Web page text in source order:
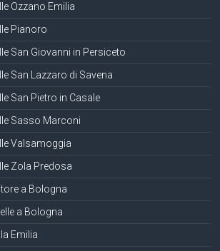
Ozzano Emilia
Pianoro
San Giovanni in Persiceto
San Lazzaro di Savena
San Pietro in Casale
Sasso Marconi
Valsamoggia
Zola Predosa
a Bologna
a Bologna
Emilia